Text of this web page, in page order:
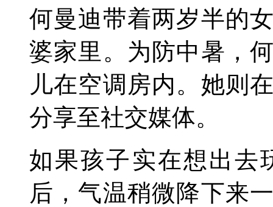
何曼迪带着两岁半的
婆家里。为防中暑，
儿在空调房内。她则
分享至社交媒体。
如果孩子实在想出去
后，气温稍微降下来